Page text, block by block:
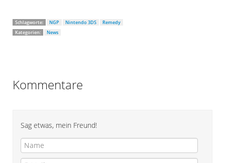
Schlagworte: NGP Nintendo 3DS
Remedy
Kategorien:
News
Kommentare
Sag etwas, mein Freund!